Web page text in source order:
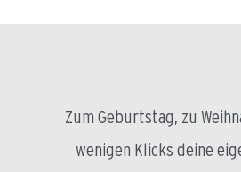
Zum Geburtstag, zu
wenigen Klicks deine